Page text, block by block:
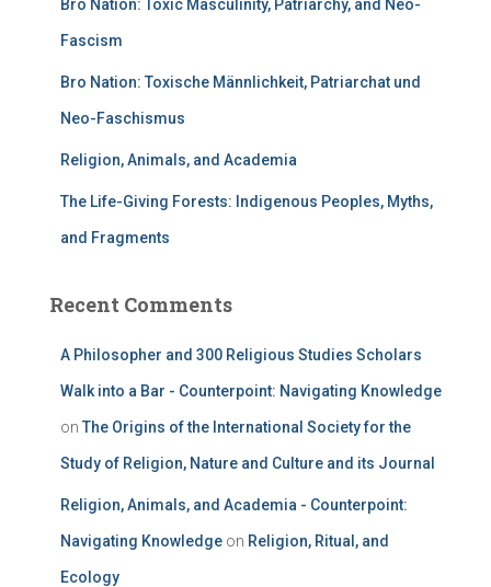
Bro Nation: Toxic Masculinity, Patriarchy, and Neo-
Fascism
Bro Nation: Toxische Männlichkeit, Patriarchat und
Neo-Faschismus
Religion, Animals, and Academia
The Life-Giving Forests: Indigenous Peoples, Myths,
and Fragments
Recent Comments
A Philosopher and 300 Religious Studies Scholars
Walk into a Bar - Counterpoint: Navigating Knowledge
on The Origins of the International Society for the
Study of Religion, Nature and Culture and its Journal
Religion, Animals, and Academia - Counterpoint:
Navigating Knowledge on Religion, Ritual, and
Ecology